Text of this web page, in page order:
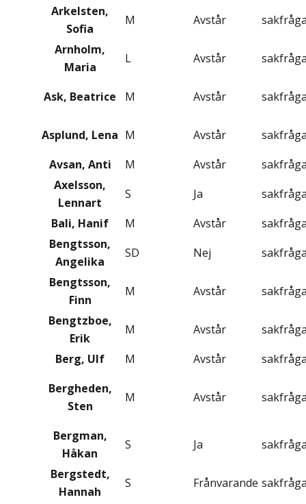
Arkelsten,
Sofia
M Avstår
Arnholm,
Maria
L Avstår
Ask, Beatrice M Avstår
Asplund, Lena M Avstår
Avsan, Anti
M Avstår
Axelsson,
Lennart
S Ja
Bali, Hanif
M Avstår
Bengtsson,
Angelika
SD Nej
Bengtsson,
Finn
M Avstår
Bengtzboe,
Erik
M Avstår
Berg, Ulf
M Avstår
Bergheden,
Sten
M Avstår
Bergman,
Håkan
S Ja
Bergstedt,
Hannah
S Frånvarande